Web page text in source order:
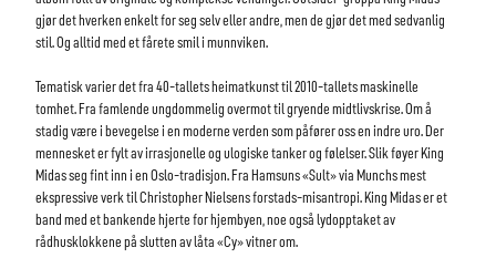
gjør det hverken enkelt for seg selv eller andre, men de gjør det med sedvanlig
stil. Og alltid med et fårete smil i munnviken.
Tematisk varier det fra 40-tallets heimatkunst til 2010-tallets maskinelle
tomhet. Fra famlende ungdommelig overmot til gryende midtlivskrise. Om å
stadig være i bevegelse i en moderne verden som påfører oss en indre uro. Der
mennesket er fylt av irrasjonelle og ulogiske tanker og følelser. Slik føyer King
Midas seg fint inn i en Oslo-tradisjon. Fra Hamsuns «Sult» via Munchs mest
ekspressive verk til Christopher Nielsens forstads-misantropi. King Midas er et
band med et bankende hjerte for hjembyen, noe også lydopptaket av
rådhusklokkene på slutten av låta «Cy» vitner om.